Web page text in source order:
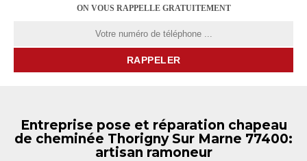
ON VOUS RAPPELLE GRATUITEMENT
Entreprise pose et réparation chapeau
de cheminée Thorigny Sur Marne 77400:
artisan ramoneur